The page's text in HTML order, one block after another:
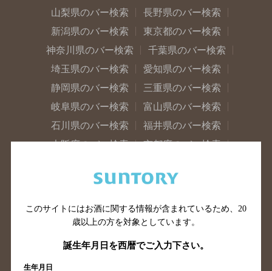
山梨県のバー検索
長野県のバー検索
新潟県のバー検索
東京都のバー検索
神奈川県のバー検索
千葉県のバー検索
埼玉県のバー検索
愛知県のバー検索
静岡県のバー検索
三重県のバー検索
岐阜県のバー検索
富山県のバー検索
石川県のバー検索
福井県のバー検索
大阪府のバー検索
京都府のバー検索
滋賀県のバー検索
和歌山県のバー検索
山口県のバー検索
鳥取県のバー検索
島根県のバー検索
徳島県のバー検索
このサイトにはお酒に関する情報が含まれているため、 20
歳以上の方を対象としています。
誕生年月日を西暦でご入力下さい。
生年月日